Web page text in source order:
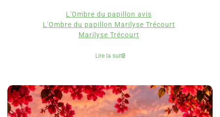
L'Ombre du papillon avis
L'Ombre du papillon Marilyse Trécourt
Marilyse Trécourt
Lire la suite